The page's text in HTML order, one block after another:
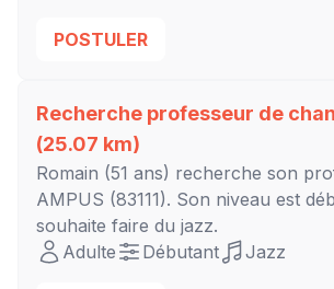
POSTULER
Recherche professeur de
(25.07 km)
Romain (51 ans) recherche son
AMPUS (83111). Son niveau est
souhaite faire du jazz.
Adulte
Débutant Jazz